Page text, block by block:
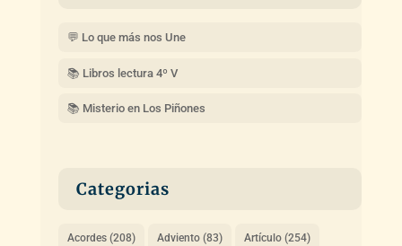
💬 Lo que más nos Une
📚 Libros lectura 4º V
📚 Misterio en Los Piñones
Categorias
Acordes(208) Adviento(83) Artículo(254)